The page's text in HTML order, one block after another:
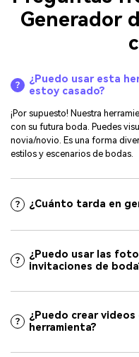
Generador
¿Puedo usar esta
estoy casado?
¡Por supuesto! Nuestra
con su futura boda. Puedes
novia/novio. Es una forma
estilos y escenarios de bodas.
¿Cuánto tarda en
¿Puedo usar las
invitaciones de
¿Puedo crear
herramienta?